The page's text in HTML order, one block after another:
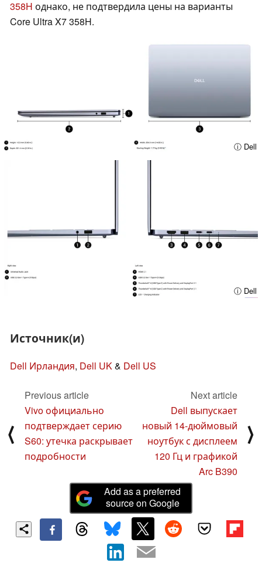
358H однако, не подтвердила цены на варианты
Core Ultra X7 358H.
ⓘ Dell
ⓘ Dell
Источник(и)
Dell Ирландия, Dell UK& Dell US
⟨
Previous article
Vivo официально
подтверждает серию
S60: утечка раскрывает
подробности
Next article
Dell выпускает
новый 14-дюймовый
ноутбук с дисплеем
120 Гц и графикой
Arc B390
⟩
Add as a preferred
source on Google